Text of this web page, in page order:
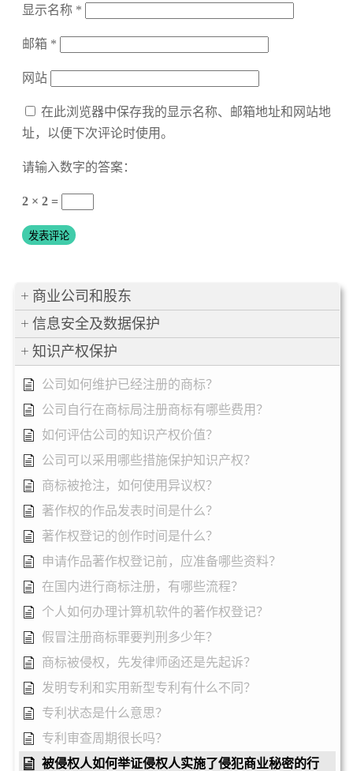
显示名称 *
邮箱 *
网站
在此浏览器中保存我的显示名称、邮箱地址和网站地
址，以便下次评论时使用。
请输入数字的答案：
2 × 2 =
商业公司和股东
信息安全及数据保护
知识产权保护
公司如何维护已经注册的商标？
公司自行在商标局注册商标有哪些费用？
如何评估公司的知识产权价值？
公司可以采用哪些措施保护知识产权？
商标被抢注，如何使用异议权？
著作权的作品发表时间是什么？
著作权登记的创作时间是什么？
申请作品著作权登记前，应准备哪些资料？
在国内进行商标注册，有哪些流程？
个人如何办理计算机软件的著作权登记？
假冒注册商标罪要判刑多少年？
商标被侵权，先发律师函还是先起诉？
发明专利和实用新型专利有什么不同？
专利状态是什么意思？
专利审查周期很长吗？
被侵权人如何举证侵权人实施了侵犯商业秘密的行